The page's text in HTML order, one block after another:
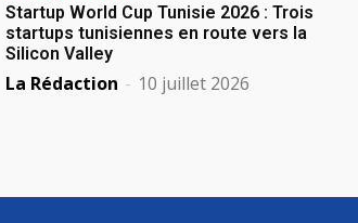
Startup World Cup Tunisie 2026 : Trois
startups tunisiennes en route vers la
Silicon Valley
La Rédaction - 10 juillet 2026